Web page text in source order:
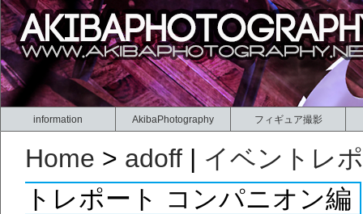
information AkibaPhotography フィギュア撮影
Home > adoff | イベントレ
トレポート コンパニオン編